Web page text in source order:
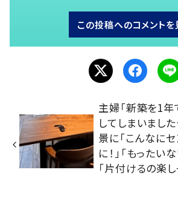
この投稿へのコメントを
主婦「新築を1年
してしまいまし
景に「こんなに
に！」「もったいな
「片付けるの楽し